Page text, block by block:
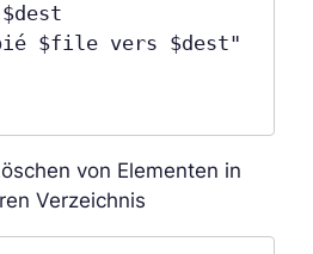
von Elementen in
Verzeichnis